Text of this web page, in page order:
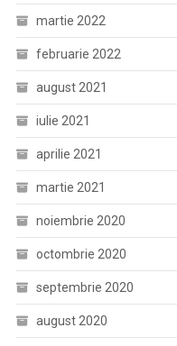
martie 2022
februarie 2022
august 2021
iulie 2021
aprilie 2021
martie 2021
noiembrie 2020
octombrie 2020
septembrie 2020
august 2020